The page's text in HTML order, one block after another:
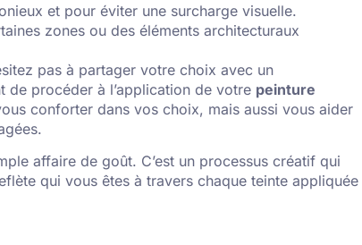
et pour éviter une surcharge visuelle.
zones ou des éléments architecturaux
pas à partager votre choix avec un
de procéder à l’application de votre peinture
conforter dans vos choix, mais aussi vous aider
affaire de goût. C’est un processus créatif qui
qui vous êtes à travers chaque teinte appliquée